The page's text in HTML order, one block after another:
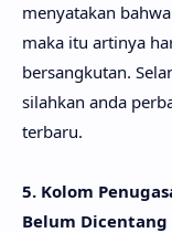
menyatakan
maka itu artinya
bersangkutan.
silahkan anda
terbaru.
5. Kolom
Belum Dicentang